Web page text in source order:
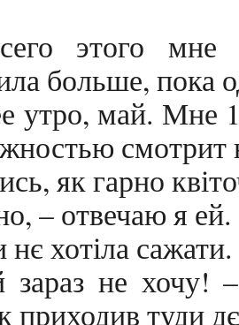
этого мне
больше,
утро, май. Мне
смотрит
як гарно
– отвечаю я ей.
хотіла сажати.
не хочу!
приходив туди